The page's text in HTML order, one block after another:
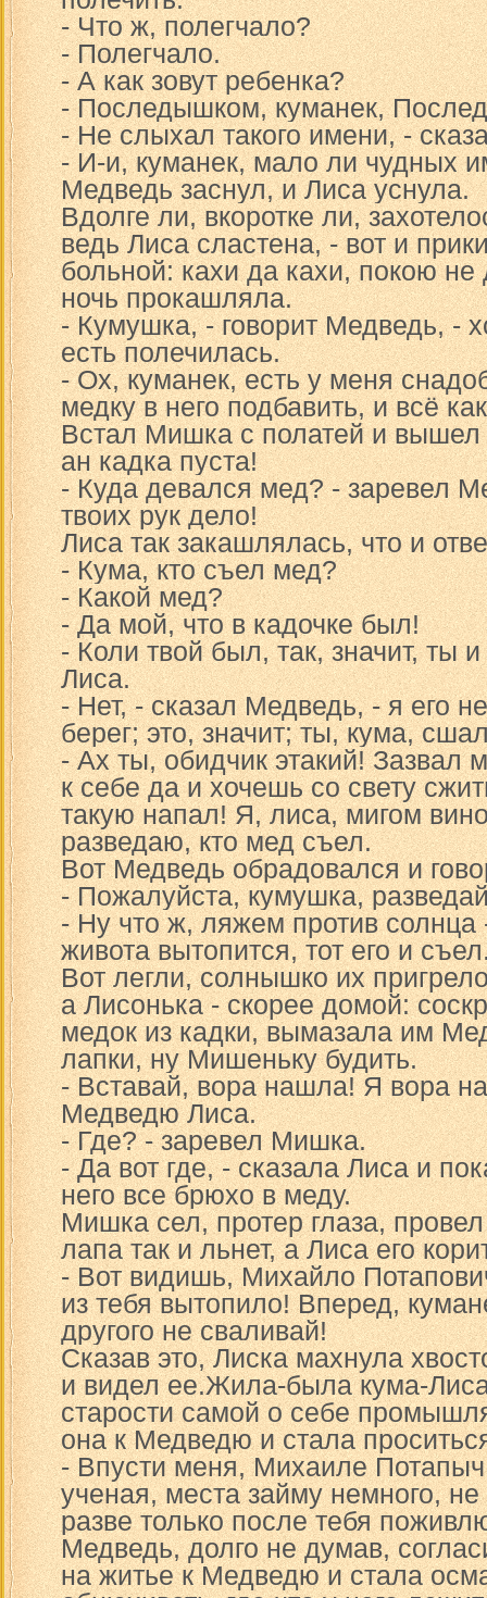
- Что ж, полегчало?
- Полегчало.
- А как зовут ребенка?
- Последышком, куманек,
- Не слыхал такого имени, -
- И-и, куманек, мало ли чудных
Медведь заснул, и Лиса уснула.
Вдолге ли, вкоротке ли,
ведь Лиса сластена, - вот и
больной: кахи да кахи, покою
ночь прокашляла.
- Кумушка, - говорит Медведь, -
есть полечилась.
- Ох, куманек, есть у меня
медку в него подбавить, и всё
Встал Мишка с полатей и вышел
ан кадка пуста!
- Куда девался мед? - заревел
твоих рук дело!
Лиса так закашлялась, что и
- Кума, кто съел мед?
- Какой мед?
- Да мой, что в кадочке был!
- Коли твой был, так, значит, ты
Лиса.
- Нет, - сказал Медведь, - я его
берег; это, значит; ты, кума,
- Ах ты, обидчик этакий! Зазвал
к себе да и хочешь со свету
такую напал! Я, лиса, мигом
разведаю, кто мед съел.
Вот Медведь обрадовался и
- Пожалуйста, кумушка,
- Ну что ж, ляжем против солнца
живота вытопится, тот его и
Вот легли, солнышко их
а Лисонька - скорее домой:
медок из кадки, вымазала им
лапки, ну Мишеньку будить.
- Вставай, вора нашла! Я вора
Медведю Лиса.
- Где? - заревел Мишка.
- Да вот где, - сказала Лиса и
него все брюхо в меду.
Мишка сел, протер глаза,
лапа так и льнет, а Лиса его
- Вот видишь, Михайло
из тебя вытопило! Вперед,
другого не сваливай!
Сказав это, Лиска махнула
и видел ее.Жила-была кума-
старости самой о себе
она к Медведю и стала
- Впусти меня, Михаиле
ученая, места займу немного,
разве только после тебя
Медведь, долго не думав,
на житье к Медведю и стала